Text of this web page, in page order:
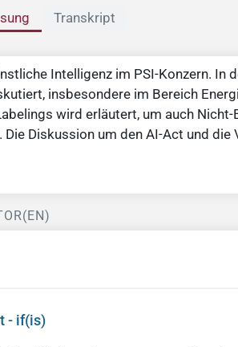
Transkript
Intelligenz im PSI-Konzern. In
insbesondere im Bereich
wird erläutert, um auch Nicht-
Diskussion um den AI-Act und
- if(is)